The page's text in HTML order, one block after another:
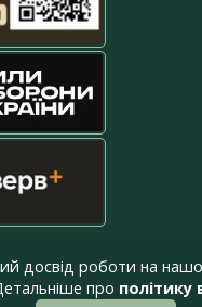
роботи на
про